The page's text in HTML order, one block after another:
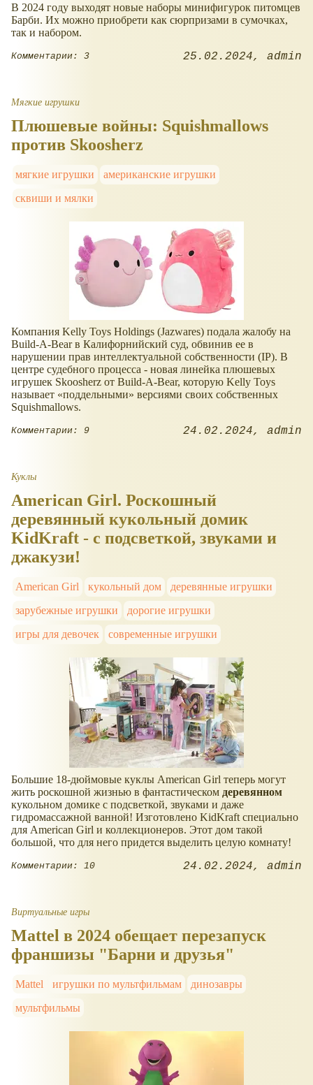
В 2024 году выходят новые наборы минифигурок питомцев
Барби. Их можно приобрети как сюрпризами в сумочках,
так и набором.
Комментарии: 3 25.02.2024 admin
Мягкие игрушки
Плюшевые войны: Squishmallows
против Skoosherz
мягкие игрушки
американские игрушки
сквиши и мялки
Компания Kelly Toys Holdings (Jazwares) подала жалобу на
Build-A-Bear в Калифорнийский суд, обвинив ее в
нарушении прав интеллектуальной собственности (IP). В
центре судебного процесса - новая линейка плюшевых
игрушек Skoosherz от Build-A-Bear, которую Kelly Toys
называет
поддельными
версиями своих собственных
Squishmallows.
Комментарии: 9 24.02.2024 admin
Куклы
American Girl. Роскошный
деревянный кукольный домик
KidKraft - с подсветкой, звуками и
джакузи!
American Girl кукольный дом
деревянные игрушки
зарубежные игрушки
дорогие игрушки
игры для девочек
современные игрушки
Большие 18-дюймовые куклы American Girl теперь могут
жить роскошной жизнью в фантастическом деревянном
кукольном домике с подсветкой, звуками и даже
гидромассажной ванной! Изготовлено KidKraft специально
для American Girl и коллекционеров. Этот дом такой
большой, что для него придется выделить целую комнату!
Комментарии: 10 24.02.2024 admin
Виртуальные игры
Mattel в 2024 обещает перезапуск
франшизы "Барни и друзья"
Mattel игрушки по мультфильмам
динозавры
мультфильмы